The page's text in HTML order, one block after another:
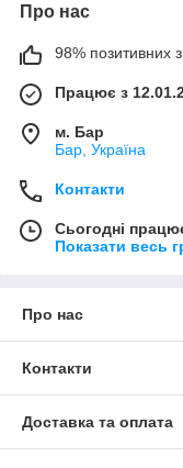
Про нас
98% позитивних з
Працює з
м. Бар
Бар, Україна
Контакти
Сьогодні
Показати весь
Про нас
Контакти
Доставка та оплата